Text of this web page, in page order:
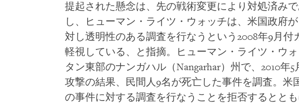
提起された懸念は、先の戦術変更により対処済み
し、ヒューマン・ライツ・ウォッチは、米国政府
対し透明性のある調査を行なうという2008年9月付
軽視している、と指摘。ヒューマン・ライツ・ウ
タン東部のナンガハル（Nangarhar）州で、2010年
攻撃の結果、民間人9名が死亡した事件を調査。米
の事件に対する調査を行なうことを拒否するとと